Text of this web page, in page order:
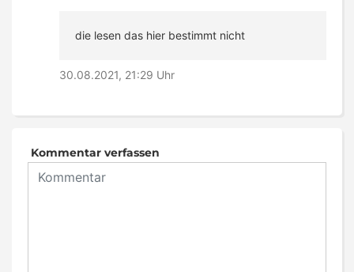
die lesen das hier bestimmt nicht
30.08.2021, 21:29 Uhr
Kommentar verfassen